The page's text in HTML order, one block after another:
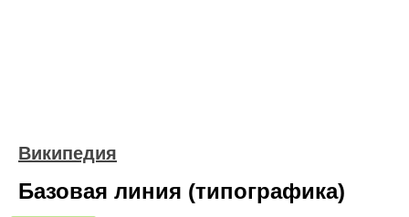
Википедия
Базовая линия (типографика)